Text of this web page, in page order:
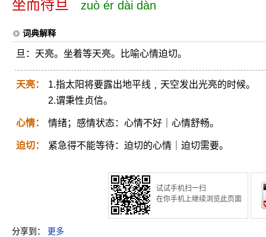
坐而待旦 zuò ér dài dàn
词典解释
旦：天亮。坐着等天亮。比喻心情迫切。
天亮：
1.指太阳将要露出地平线﹐天空发出光亮的时候。
2.谓秉性贞信。
心情： 情绪；感情状态：心情不好｜心情舒畅。
迫切： 紧急得不能等待：迫切的心情｜迫切需要。
试试手机扫一扫
在你手机上继续浏览此页面
分享到： 更多